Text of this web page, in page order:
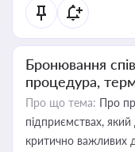
Бронювання
процедура,
Про що тема: Про
підприємствах, який
критично важливих